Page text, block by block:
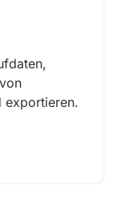
exportieren.